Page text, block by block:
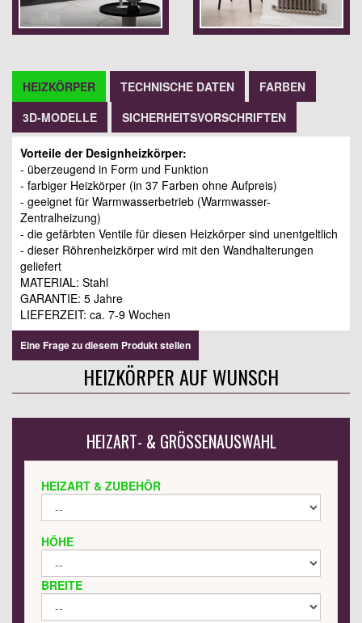
HEIZKÖRPER TECHNISCHE DATEN
FARBEN
3D-MODELLE
SICHERHEITSVORSCHRIFTEN
Vorteile der Designheizkörper:
- überzeugend in Form und Funktion
- farbiger Heizkörper (in 37 Farben ohne Aufpreis)
- geeignet für Warmwasserbetrieb (Warmwasser-
Zentralheizung)
- die gefärbten Ventile für diesen Heizkörper sind unentgeltlich
- dieser Röhrenheizkörper wird mit den Wandhalterungen
geliefert
MATERIAL: Stahl
GARANTIE: 5 Jahre
LIEFERZEIT: ca. 7-9 Wochen
Eine Frage zu diesem Produkt stellen
HEIZKÖRPER AUF WUNSCH
HEIZART- & GRÖSSENAUSWAHL
HEIZART & ZUBEHÖR
HÖHE
BREITE